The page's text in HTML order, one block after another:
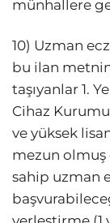
münhallere
10) Uzman
bu ilan
taşıyanlar 1.
Cihaz
ve yüksek
mezun olmuş
sahip uzman